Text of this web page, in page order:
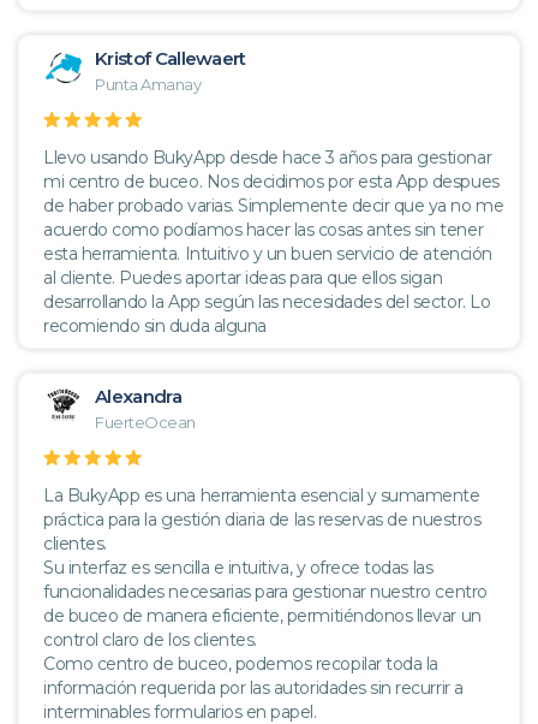
Kristof Callewaert
Punta Amanay
Llevo usando BukyApp desde hace 3 años para gestionar
mi centro de buceo. Nos decidimos por esta App despues
de haber probado varias. Simplemente decir que ya no me
acuerdo como podíamos hacer las cosas antes sin tener
esta herramienta. Intuitivo y un buen servicio de atención
al cliente. Puedes aportar ideas para que ellos sigan
desarrollando la App según las necesidades del sector. Lo
recomiendo sin duda alguna
Alexandra
FuerteOcean
La BukyApp es una herramienta esencial y sumamente
práctica para la gestión diaria de las reservas de nuestros
clientes.
Su interfaz es sencilla e intuitiva, y ofrece todas las
funcionalidades necesarias para gestionar nuestro centro
de buceo de manera eficiente, permitiéndonos llevar un
control claro de los clientes.
Como centro de buceo, podemos recopilar toda la
información requerida por las autoridades sin recurrir a
interminables formularios en papel.